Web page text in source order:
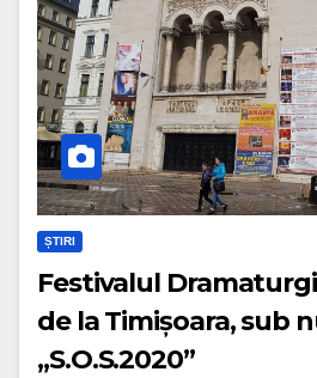
ȘTIRI
Festivalul
de la Timișoara, sub
„S.O.S.2020”